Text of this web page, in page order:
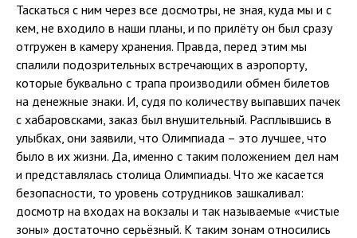
Таскаться с ним через все досмотры, не зная, куда мы и с
кем, не входило в наши планы, и по прилёту он был сразу
отгружен в камеру хранения. Правда, перед этим мы
спалили подозрительных встречающих в аэропорту,
которые буквально с трапа производили обмен билетов
на денежные знаки. И, судя по количеству выпавших пачек
с хабаровсками, заказ был внушительный. Расплывшись в
улыбках, они заявили, что Олимпиада – это лучшее, что
было в их жизни. Да, именно с таким положением дел нам
и представлялась столица Олимпиады. Что же касается
безопасности, то уровень сотрудников зашкаливал:
досмотр на входах на вокзалы и так называемые «чистые
зоны» достаточно серьёзный. К таким зонам относились